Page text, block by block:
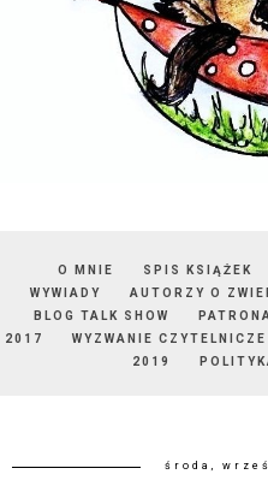
O MNIE SPIS KSIĄŻEK
WYWIADY
AUTORZY O
BLOG TALK SHOW
2017
WYZWANIE
2019
środa,